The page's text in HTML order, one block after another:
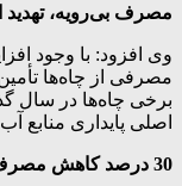
مصرف بی‌رویه، تهدید
برخی چاه‌ها در سال
اصلی پایداری منابع
30 درصد کاهش مصرف آب منازل با استفاده از تجهیزات کاهنده